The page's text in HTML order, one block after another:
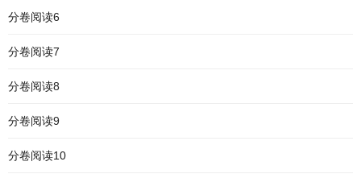
分卷阅读6
分卷阅读7
分卷阅读8
分卷阅读9
分卷阅读10